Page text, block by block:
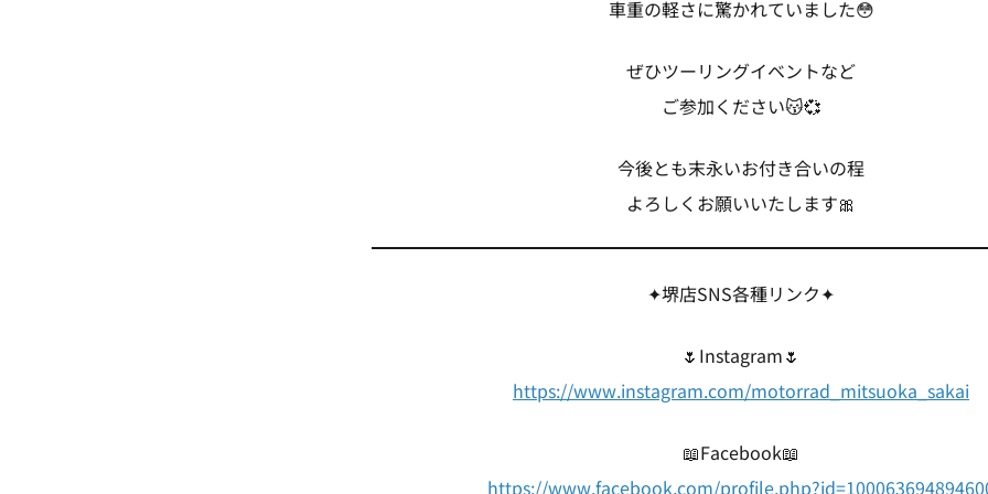
車重の軽さに驚かれていました😳
ぜひツーリングイベントなど
ご参加ください😽💞
今後とも末永いお付き合いの程
よろしくお願いいたします🎀
✦堺店SNS各種リンク✦
🌷Instagram🌷
https://www.instagram.com/motorrad_mitsuoka_sakai
📖Facebook📖
https://www.facebook.com/